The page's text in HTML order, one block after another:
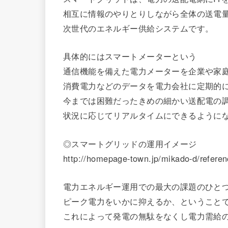
相互に情報のやりとりしながら全体の送電
次世代のエネルギー供給システムです。
具体的にはスマートメーターという
通信機能を備えた電力メーターを企業や家
消費電力などのデータを電力会社に定期的
今までは困難だったきめの細かい送配電の
状況に応じてリアルタイムにできるように
◎スマートグリッドの運用イメージ
http://homepage-town.jp/mikado-d/
電力エネルギー運用での最大の課題のひと
ピーク電力をいかに抑えるか、ということ
これによって発電の無駄をなくし電力需給